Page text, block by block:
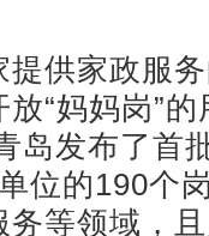
供家政服务
“妈妈岗”
岛发布了首
位的190个
等领域，